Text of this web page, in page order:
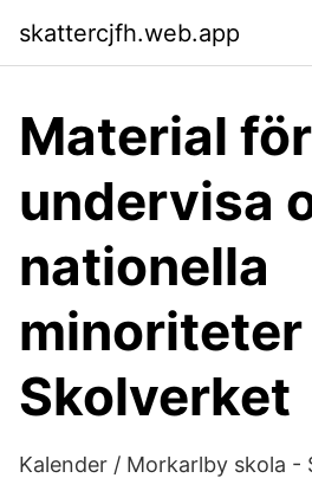
skattercjfh.web.app
Material
undervisa
nationella
Skolverket
Kalender / Morkarlby skola -